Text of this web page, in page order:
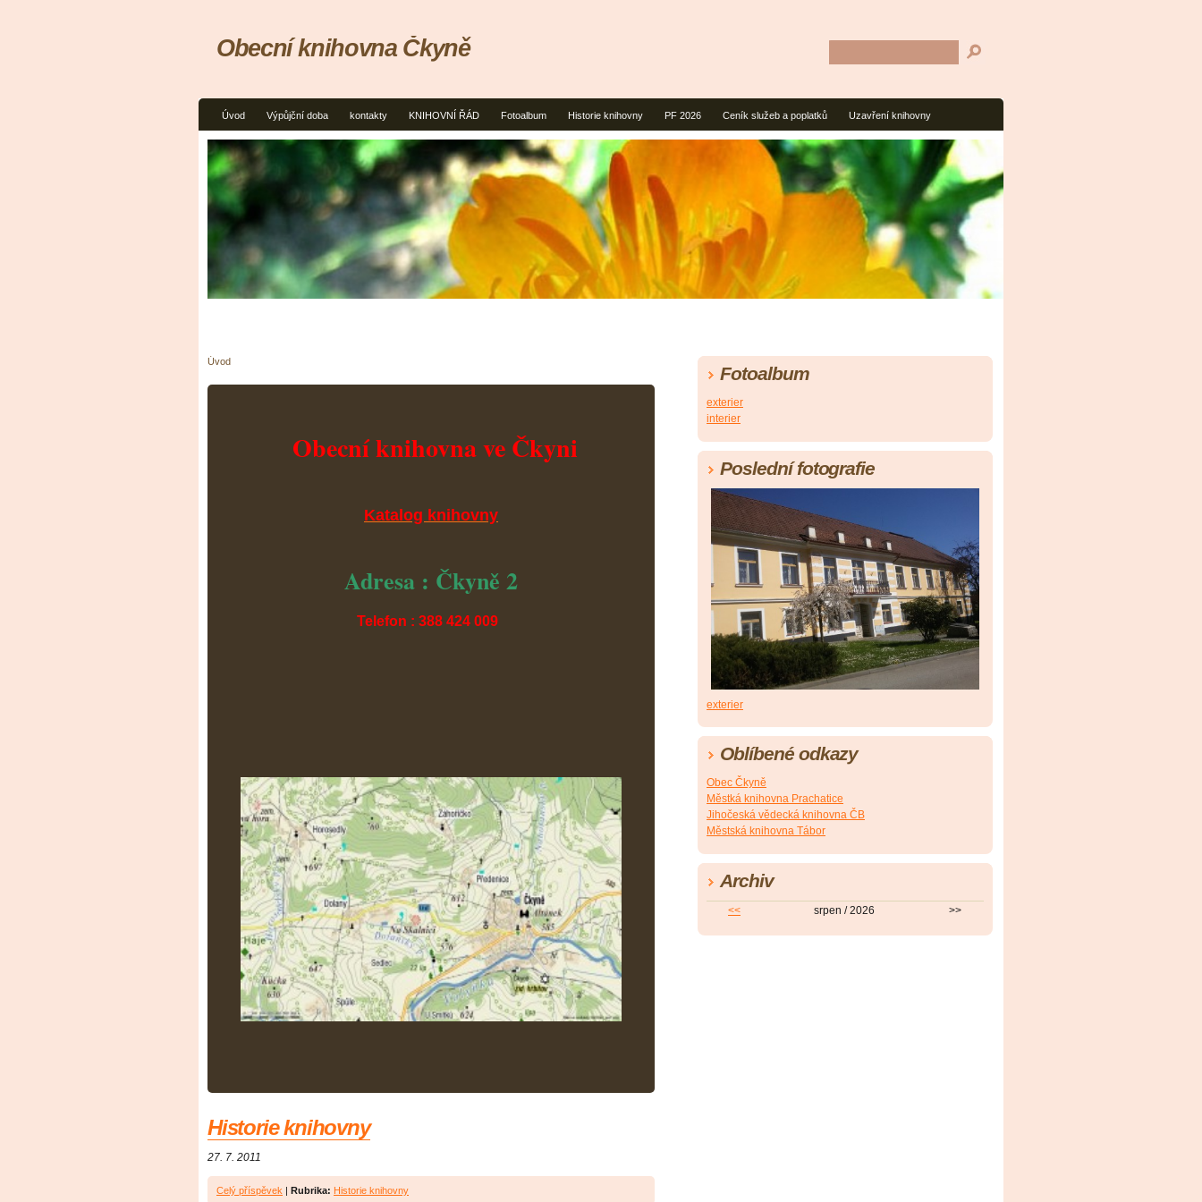
Úvod Výpůjční doba kontakty KNIHOVNÍ ŘÁD Fotoalbum Historie knihovny PF 2026 Ceník služeb a poplatků Uzavření knihovny
Obecní knihovna Čkyně
Úvod
Obecní knihovna ve Čkyni
Katalog knihovny
Adresa : Čkyně 2
Telefon : 388 424 009
Historie knihovny
27. 7. 2011
Celý příspěvek | Rubrika: Historie knihovny
Fotoalbum
exterier
interier
Poslední fotografie
exterier
Oblíbené odkazy
Obec Čkyně
Městká knihovna Prachatice
Jihočeská vědecká knihovna ČB
Městská knihovna Tábor
Archiv
<< srpen / 2026 >>